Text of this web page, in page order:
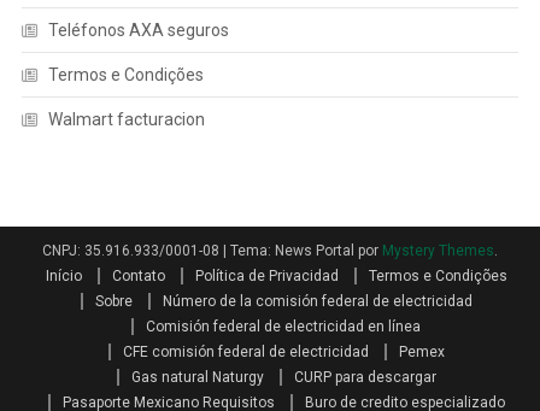
Teléfonos AXA seguros
Termos e Condições
Walmart facturacion
CNPJ: 35.916.933/0001-08 Tema: News Portal por Mystery Themes.
Início
Contato Política de Privacidad
Termos e Condições
Sobre
Número de la comisión federal de electricidad
Comisión federal de electricidad en línea
CFE comisión federal de electricidad
Pemex
Gas natural Naturgy
CURP para descargar
Pasaporte Mexicano Requisitos
Buro de credito especializado